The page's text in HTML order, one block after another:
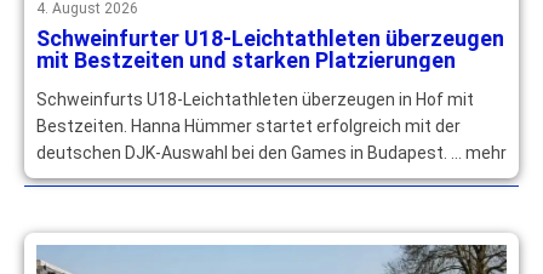
4. August 2026
Schweinfurter U18-Leichtathleten überzeugen
mit Bestzeiten und starken Platzierungen
Schweinfurts U18-Leichtathleten überzeugen in Hof mit
Bestzeiten. Hanna Hümmer startet erfolgreich mit der
deutschen DJK-Auswahl bei den Games in Budapest. … mehr